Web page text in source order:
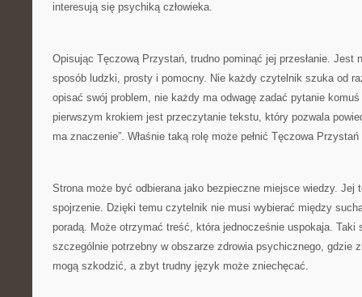
interesują się psychiką człowieka.
Opisując Tęczową Przystań, trudno pominąć jej przesłanie. Jest
sposób ludzki, prosty i pomocny. Nie każdy czytelnik szuka od
opisać swój problem, nie każdy ma odwagę zadać pytanie
pierwszym krokiem jest przeczytanie tekstu, który pozwala
ma znaczenie”. Właśnie taką rolę może pełnić Tęczowa
Strona może być odbierana jako bezpieczne miejsce wiedzy. Jej
spojrzenie. Dzięki temu czytelnik nie musi wybierać między
poradą. Może otrzymać treść, która jednocześnie uspokaja. Taki
szczególnie potrzebny w obszarze zdrowia psychicznego, gdzie
mogą szkodzić, a zbyt trudny język może zniechęcać.